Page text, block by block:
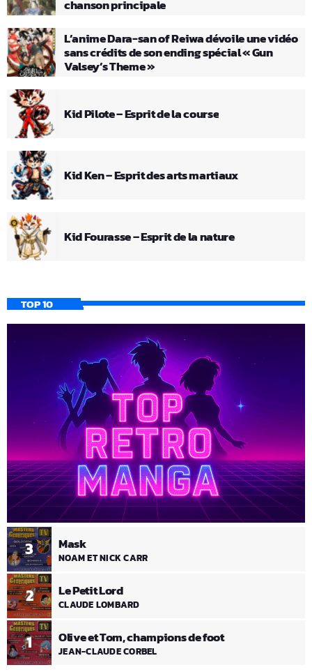
chanson principale
L’anime Dara-san of Reiwa dévoile une vidéo
sans crédits de son ending spécial « Gun
Valsey’s Theme »
Kid Pilote – Esprit de la course
Kid Ken – Esprit des arts martiaux
Kid Fourasse – Esprit de la nature
TOP 10
1 Olive et Tom, champions de foot
JEAN-CLAUDE CORBEL
2 Le Petit Lord
CLAUDE LOMBARD
3 Mask
NOAM ET NICK CARR